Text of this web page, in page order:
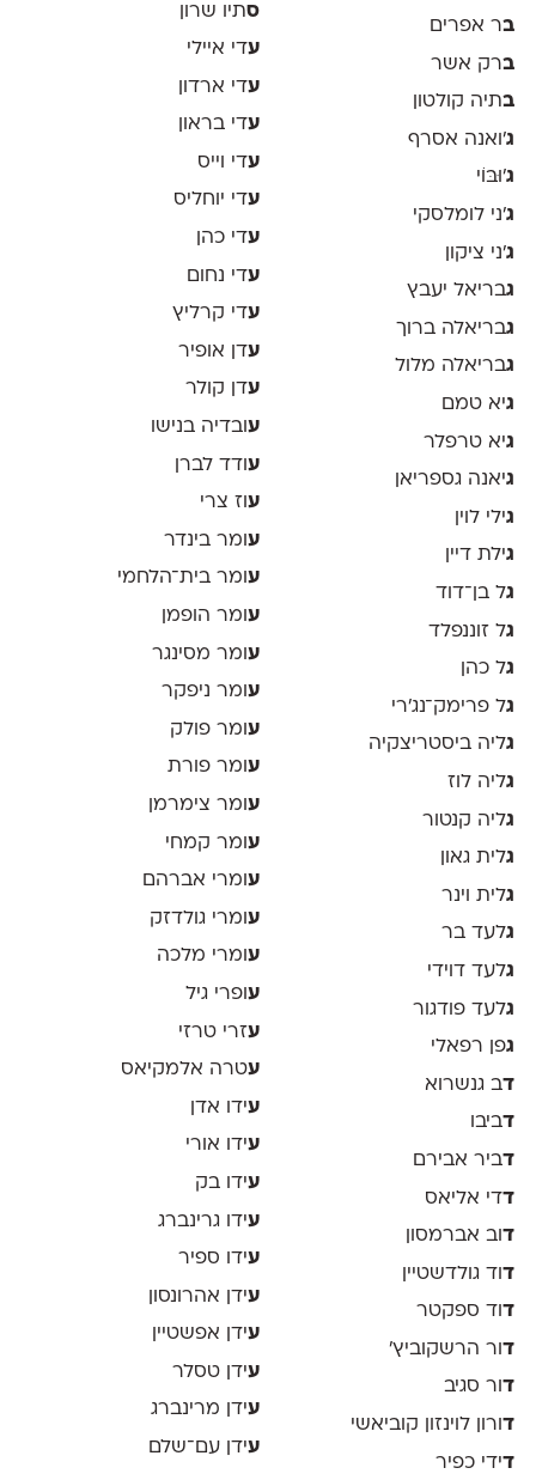
בר אפרים
ברק אשר
בתיה קולטון
ג'ואנה אסרף
ג'וּבּוֹי
ג׳ני לומלסקי
ג׳ני ציקון
גבריאל יעבץ
גבריאלה ברוך
גבריאלה מלול
גיא טמם
גיא טרפלר
גיאנה גספריאן
גילי לוין
גילת דיין
גל בן־דוד
גל זוננפלד
גל כהן
גל פרימק־נג׳רי
גליה ביסטריצקיה
גליה לוז
גליה קנטור
גלית גאון
גלית וינר
גלעד בר
גלעד דוידי
גלעד פודגור
גפן רפאלי
דב גנשרוא
דביבו
דביר אבירם
דדי אליאס
דוב אברמסון
דוד גולדשטיין
דוד ספקטר
דור הרשקוביץ׳
דור סגיב
דורון לוינזון קוביאשי
דידי כפיר
סתיו שרון
עדי איילי
עדי ארדון
עדי בראון
עדי וייס
עדי יוחליס
עדי כהן
עדי נחום
עדי קרליץ
עדן אופיר
עדן קולר
ע ובדיה בנישו
ע ודד לברן
עוז צרי
ע ומר בינדר
עומר בית־הלחמי
ע ומר הופמן
ע ומר מסינגר
עומר ניפקר
ע ומר פולק
עומר פורת
ע ומר צימרמן
עומר קמחי
ע ומרי אברהם
ע ומרי גולדזק
עומרי מלכה
ע ופרי גיל
עזרי טרזי
עטרה אלמקיאס
עידו אדן
עידו אורי
עידו בק
עידו גרינברג
עידו ספיר
עידן אהרונסון
עידן אפשטיין
עידן טסלר
עידן מרינברג
עידן עם־שלם